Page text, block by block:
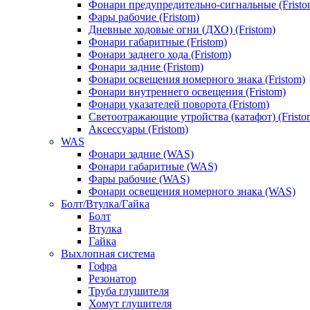
Фонари предупредительно-сигнальные
Фары рабочие (Fristom)
Дневные ходовые огни (ДХО) (Fristom)
Фонари габаритные (Fristom)
Фонари заднего хода (Fristom)
Фонари задние (Fristom)
Фонари освещения номерного знака (Fristom)
Фонари внутреннего освещения (Fristom)
Фонари указателей поворота (Fristom)
Светоотражающие утройства (катафот)
Аксессуары (Fristom)
WAS
Фонари задние (WAS)
Фонари габаритные (WAS)
Фары рабочие (WAS)
Фонари освещения номерного знака (WAS)
Болт/Втулка/Гайка
Болт
Втулка
Гайка
Выхлопная система
Гофра
Резонатор
Труба глушителя
Хомут глушителя